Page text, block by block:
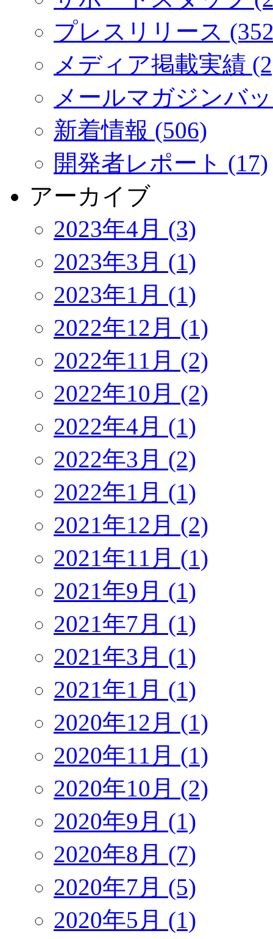
プレスリリース
メディア掲載実績
メールマガジンバ
新着情報 (506)
開発者レポート (17)
アーカイブ
2023年4月 (3)
2023年3月 (1)
2023年1月 (1)
2022年12月 (1)
2022年11月 (2)
2022年10月 (2)
2022年4月 (1)
2022年3月 (2)
2022年1月 (1)
2021年12月 (2)
2021年11月 (1)
2021年9月 (1)
2021年7月 (1)
2021年3月 (1)
2021年1月 (1)
2020年12月 (1)
2020年11月 (1)
2020年10月 (2)
2020年9月 (1)
2020年8月 (7)
2020年7月 (5)
2020年5月 (1)